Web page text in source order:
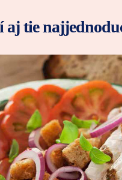
aj tie